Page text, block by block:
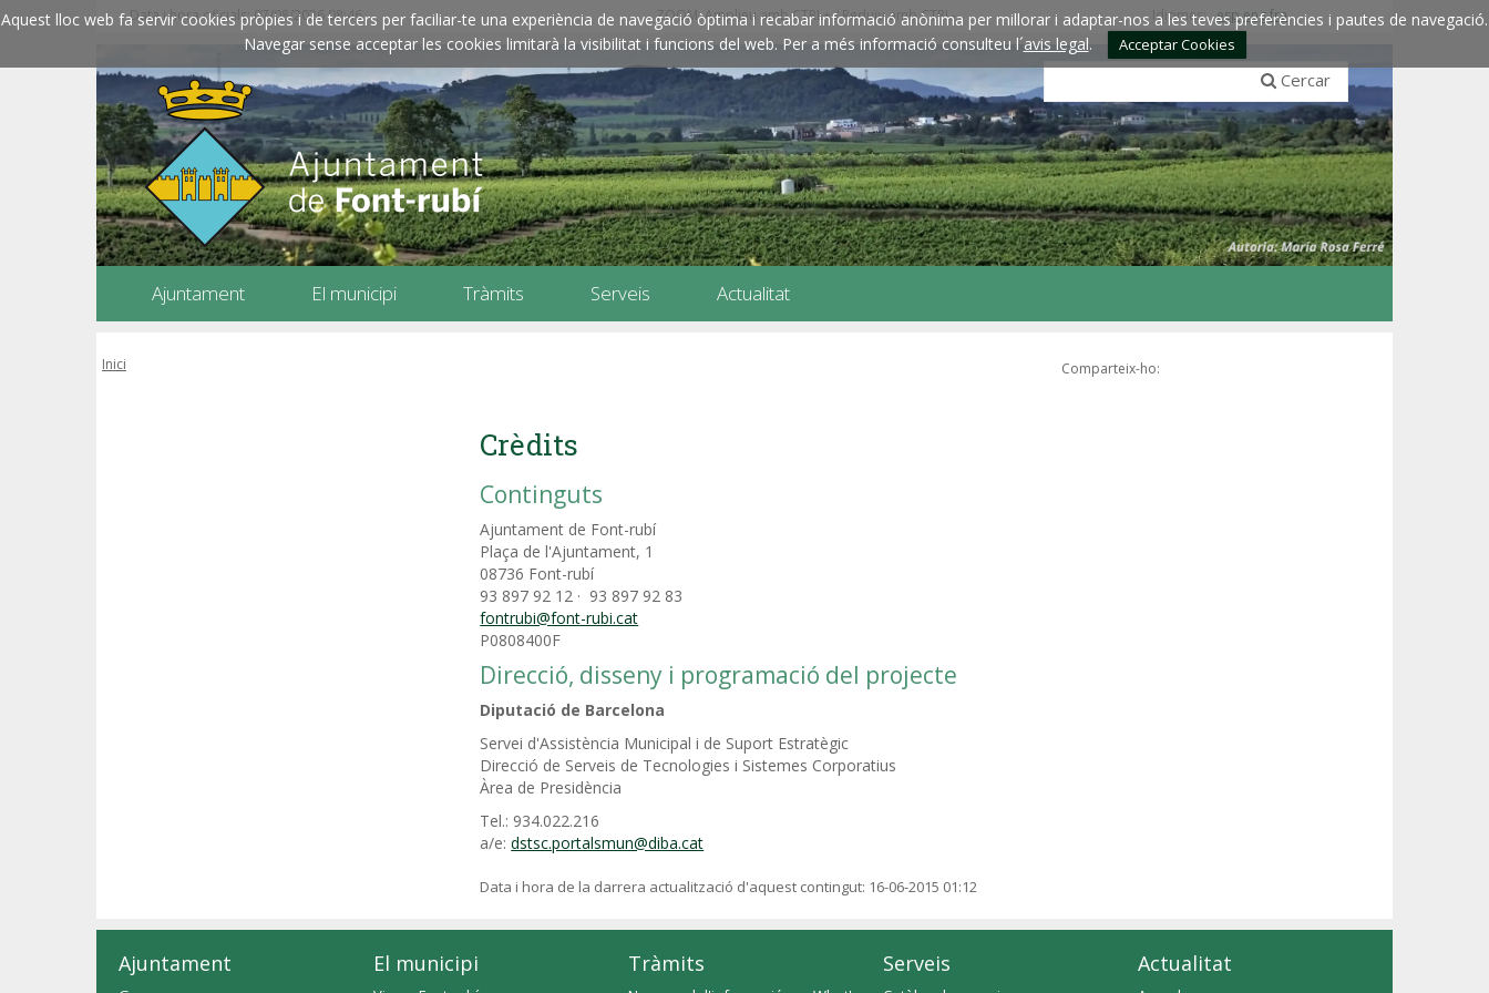
Aquest lloc web fa servir cookies pròpies i de tercers per faciliar-te una experiència de navegació òptima i recabar informació anònima per millorar i adaptar-nos a les teves preferències i pautes de navegació.
Navegar sense acceptar les cookies limitarà la visibilitat i funcions del web. Per a més informació consulteu l´avis legal. Acceptar Cookies
Data i hora oficials: 07/08/2026 08:46 ZOOM: Amplieu amb CTRL+ / Reduïu amb CTRL- Idiomes:esp engfra
Cercar
Ajuntament El municipi Tràmits Serveis Actualitat
Inici Comparteix-ho:
Crèdits
Continguts
Ajuntament de Font-rubí
Plaça de l'Ajuntament, 1
08736 Font-rubí
93 897 92 12 · 93 897 92 83
fontrubi@font-rubi.cat
P0808400F
Direcció, disseny i programació del projecte
Diputació de Barcelona
Servei d'Assistència Municipal i de Suport Estratègic
Direcció de Serveis de Tecnologies i Sistemes Corporatius
Àrea de Presidència
Tel.: 934.022.216
a/e:dstsc.portalsmun@diba.cat
Data i hora de la darrera actualització d'aquest contingut: 16-06-2015 01:12
Ajuntament El municipi Tràmits Serveis Actualitat